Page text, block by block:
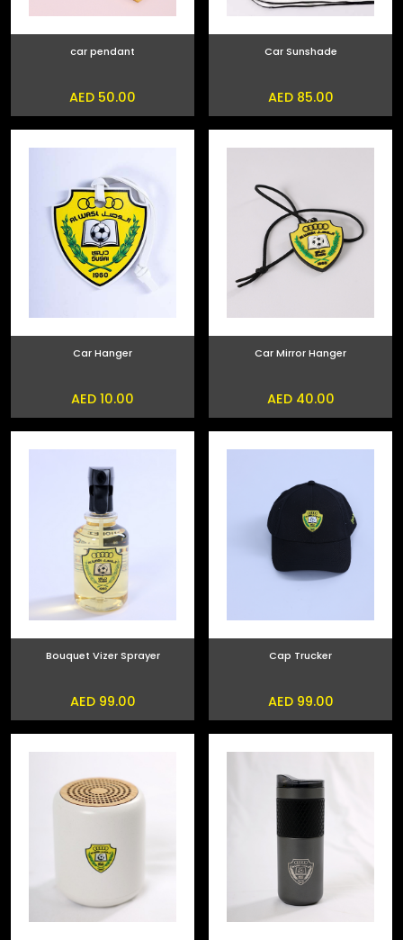
Car Sunshade
AED 85.00
car pendant
AED 50.00
Car Mirror Hanger
AED 40.00
Car Hanger
AED 10.00
Cap Trucker
AED 99.00
Bouquet Vizer Sprayer
AED 99.00